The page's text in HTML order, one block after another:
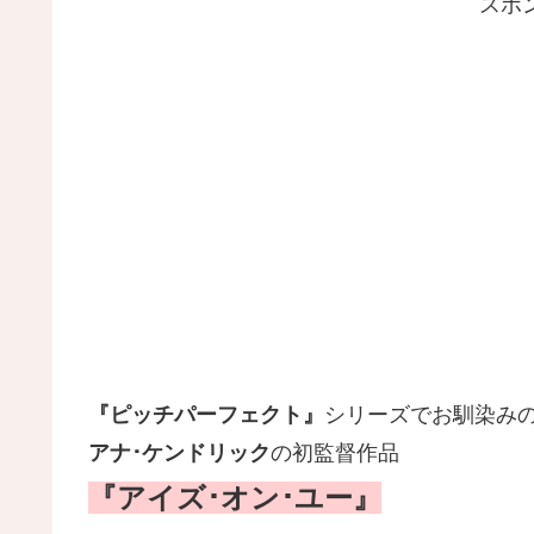
『ピッチパーフェクト』 シリーズでお馴染み
アナ･ケンドリックの初監督作品
『アイズ･オン･ユー』